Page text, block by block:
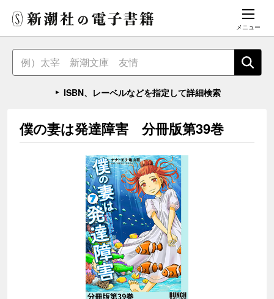
メニュー
ISBN、レーベルなどを指定して詳細検索
僕の妻は発達障害 分冊版第39巻